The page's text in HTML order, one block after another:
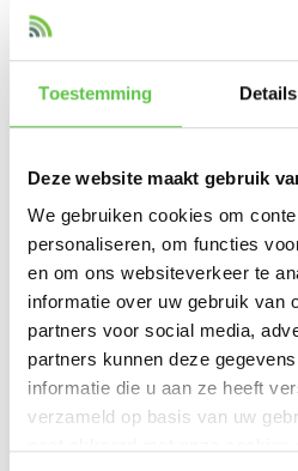
Toestemming Details
Deze website maakt gebruik
We gebruiken cookies om
personaliseren, om functies
en om ons websiteverkeer te
informatie over uw gebruik van
partners voor social media,
partners kunnen deze
informatie die u aan ze heeft
verzameld op basis van uw
Link datasheet
SKU 4803640
EAN
Toon meer